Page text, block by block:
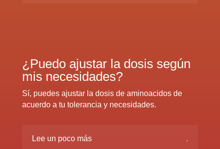
¿Puedo ajustar la dosis según
mis necesidades?
Sí, puedes ajustar la dosis de aminoacidos de
acuerdo a tu tolerancia y necesidades.
Lee un poco más